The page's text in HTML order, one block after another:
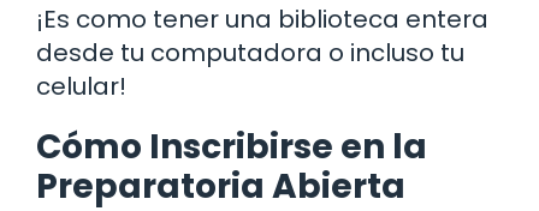
¡Es como tener una biblioteca entera
desde tu computadora o incluso tu
celular!
Cómo Inscribirse en la
Preparatoria Abierta